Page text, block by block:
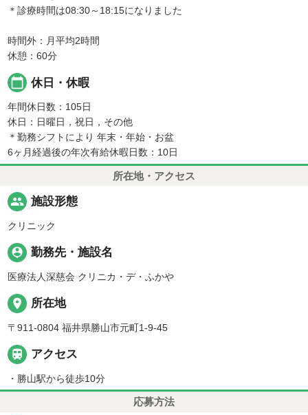
＊診療時間は08:30～18:15になりました
時間外：月平均2時間
休憩：60分
calendar_today 休日・休暇
年間休日数：105日
休日：日曜日，祝日，その他
＊勤務シフトにより 年末・年始・お盆
6ヶ月経過後の年次有給休暇日数：10日
所在地・アクセス
people 施設形態
クリニック
person_pin 勤務先・施設名
医療法人深慈会 クリニカ・デ・ふかや
place 所在地
〒911-0804 福井県勝山市元町1-9-45
 アクセス
・勝山駅から徒歩10分
応募方法